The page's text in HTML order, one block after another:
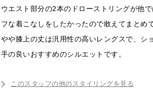
ウエスト部分の2本のドローストリングが他
フな着こなしをしたかったので敢えてまとめ
やや膝上の丈は汎用性の高いレングスで、シ
手の良いおすすめのシルエットです。
このスタッフの他のスタイリングを見る